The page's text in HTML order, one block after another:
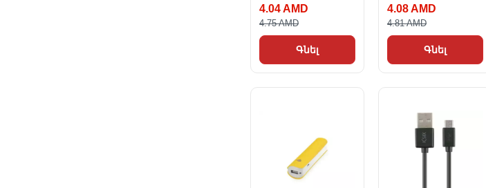
4.04 AMD
4.75 AMD
Գնել
4.08 AMD
4.81 AMD
Գնել